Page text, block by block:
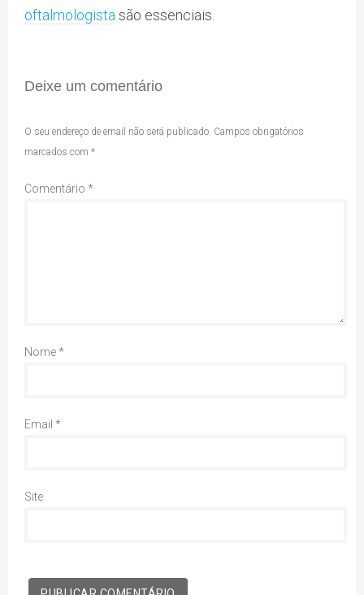
oftalmologista são essenciais.
Deixe um comentário
O seu endereço de email não será publicado. Campos obrigatórios
marcados com *
Comentário *
Nome*
Email *
Site